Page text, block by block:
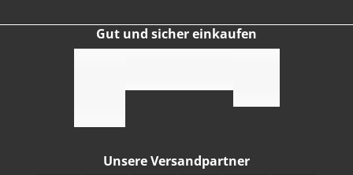
Gut und sicher einkaufen
Unsere Versandpartner